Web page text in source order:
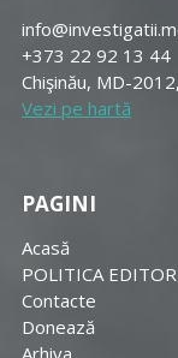
+373 22 92 13 44
Chişinău, MD-
Vezi pe hartă
PAGINI
Acasă
POLITICA
Contacte
Donează